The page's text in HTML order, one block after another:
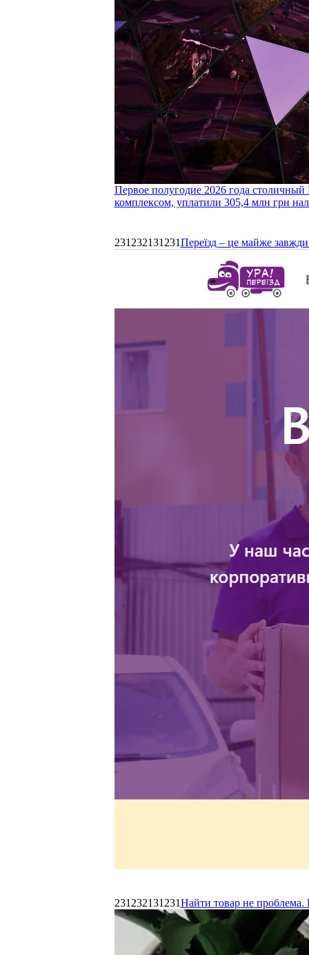
Первое полугодие 2026 года
комплексом, уплатили 305,4 млн грн
231232131231Переїзд – це майже
231232131231Найти товар не проблема.